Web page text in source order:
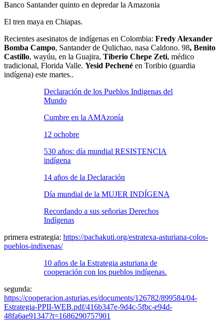
Banco Santander quinto en depredar la Amazonia
El tren maya en Chiapas.
Recientes asesinatos de indígenas en Colombia: Fredy Alexander
Bomba Campo, Santander de Qulichao, nasa Caldono. 98, Benito
Castillo, wayúu, en la Guajira, Tiberio Chepe Zeti, médico
tradicional, Florida Valle. Yesid Pechené en Toribio (guardia
indígena) este martes..
Declaración de los Pueblos Indigenas del
Mundo
Cumbre en la AMAzonía
12 ochobre
530 años: día mundial RESISTENCIA
indígena
14 años de la Declaración
Día mundial de la MUJER INDÍGENA
Recordando a sus señorias Derechos
Indígenas
primera estrategia: https://pachakuti.org/estratexa-asturiana-colos-
pueblos-indixenas/
10 años de la Estrategia asturiana de
cooperación con los pueblos indígenas.
segunda:
https://cooperacion.asturias.es/documents/126782/899584/04-
Estrategia-PPII-WEB.pdf/416b347e-9d4c-5fbc-e94d-
48fa6ae91347?t=1686290757901